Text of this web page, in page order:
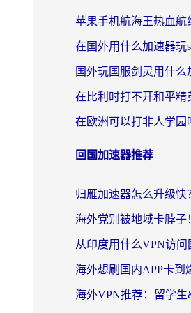
回国加速器推荐